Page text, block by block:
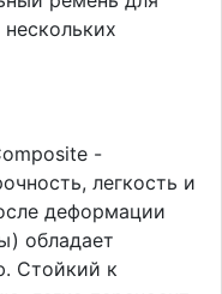
-
легкость и
деформации
обладает
Стойкий к